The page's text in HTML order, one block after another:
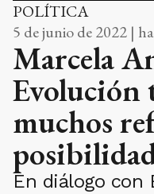
POLÍTICA
5 de junio de 2022 |
Marcela
Evolución
muchos
En diálogo con